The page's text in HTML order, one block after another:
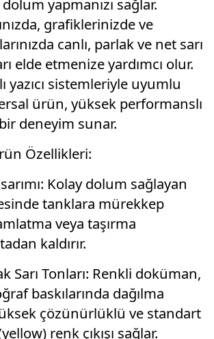
grafiklerinizde ve
canlı, parlak ve net sarı
elde etmenize yardımcı olur.
yazıcı sistemleriyle uyumlu
ürün, yüksek performanslı
deneyim sunar.
Özellikleri:
Kolay dolum sağlayan
tanklara mürekkep
veya taşırma
kaldırır.
Sarı Tonları: Renkli doküman,
baskılarında dağılma
çözünürlüklü ve standart
renk çıkışı sağlar.